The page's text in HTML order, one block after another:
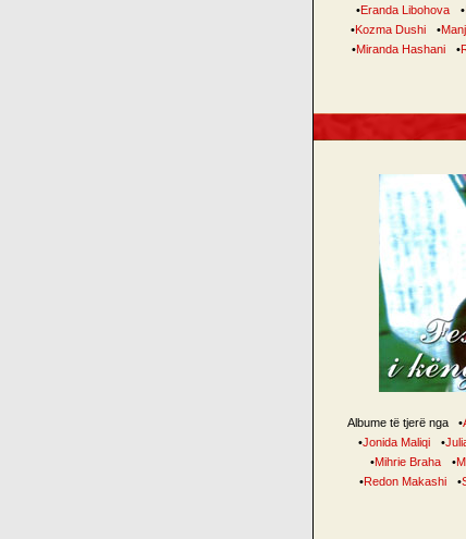
•Eranda Libohova •
•Kozma Dushi •
•Miranda Hashani •
Albume të tjerë nga •
•Jonida Maliqi •
•Mihrie Braha •
•Redon Makashi •